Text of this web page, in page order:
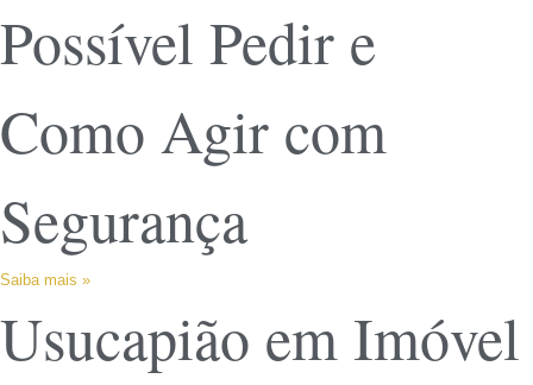
Possível Pedir e
Como Agir com
Segurança
Saiba mais »
Usucapião em Imóvel